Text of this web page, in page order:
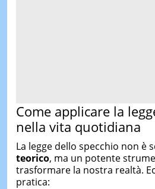
Come applicare la
nella vita quotidiana
La legge dello specchio non è
teorico, ma un potente
trasformare la nostra realtà.
pratica: